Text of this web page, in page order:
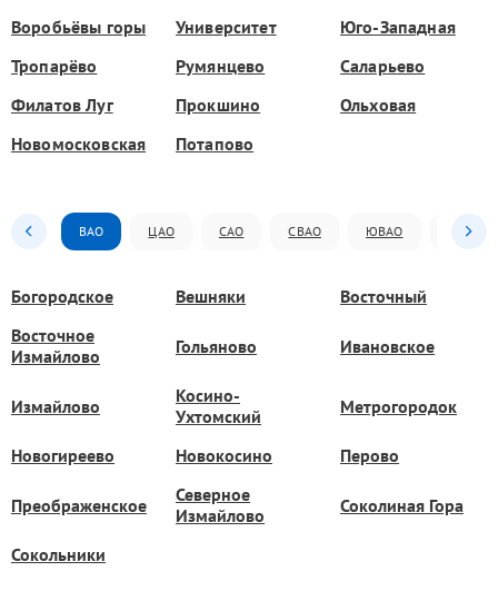
Воробьёвы горы Университет
Юго-Западная
Тропарёво
Румянцево
Саларьево
Филатов Луг
Прокшино
Ольховая
Новомосковская
Потапово
ВАО ЦАО САО СВАО ЮВАО ЮАО
Богородское Вешняки
Восточный
Восточное
Измайлово
Гольяново Ивановское
Измайлово
Косино-
Ухтомский
Метрогородок
Новогиреево Новокосино Перово
Преображенское
Северное
Измайлово
Соколиная Гора
Сокольники